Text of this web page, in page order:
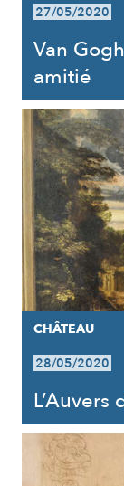
27/05/2020
Van
amitié
CHÂTEAU
28/05/2020
L’Auvers